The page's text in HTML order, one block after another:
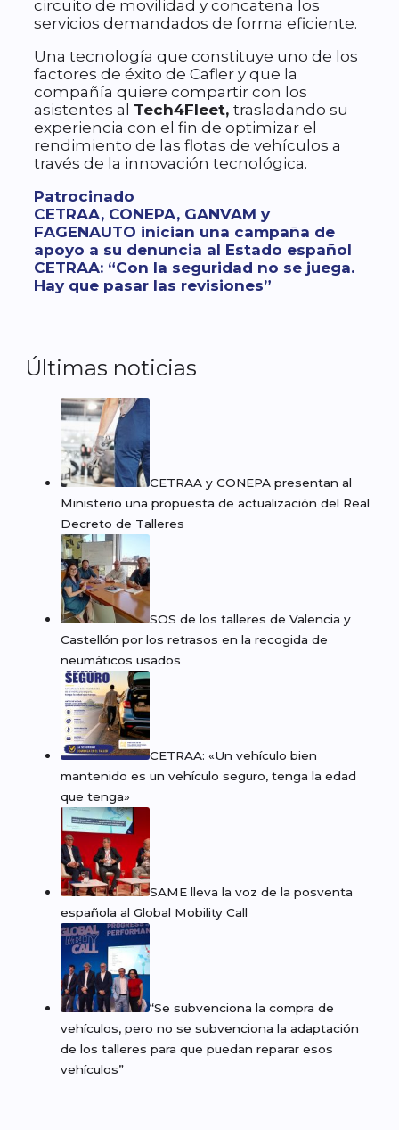
circuito de movilidad y concatena los
servicios demandados de forma eficiente.
Una tecnología que constituye uno de los
factores de éxito de Cafler y que la
compañía quiere compartir con los
asistentes al Tech4Fleet, trasladando su
experiencia con el fin de optimizar el
rendimiento de las flotas de vehículos a
través de la innovación tecnológica.
Categorías
Patrocinado
CETRAA, CONEPA, GANVAM y
FAGENAUTO inician una campaña de
apoyo a su denuncia al Estado español
CETRAA: “Con la seguridad no se juega.
Hay que pasar las revisiones”
Últimas noticias
CETRAA y CONEPA presentan al
Ministerio una propuesta de actualización del Real
Decreto de Talleres
SOS de los talleres de Valencia y
Castellón por los retrasos en la recogida de
neumáticos usados
CETRAA: «Un vehículo bien
mantenido es un vehículo seguro, tenga la edad
que tenga»
SAME lleva la voz de la posventa
española al Global Mobility Call
“Se subvenciona la compra de
vehículos, pero no se subvenciona la adaptación
de los talleres para que puedan reparar esos
vehículos”